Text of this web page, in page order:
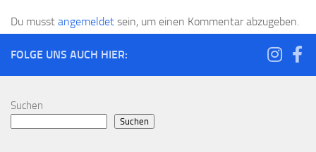
Du musst angemeldet sein, um einen Kommentar abzugeben.
FOLGE UNS AUCH HIER:
Suchen
Suchen